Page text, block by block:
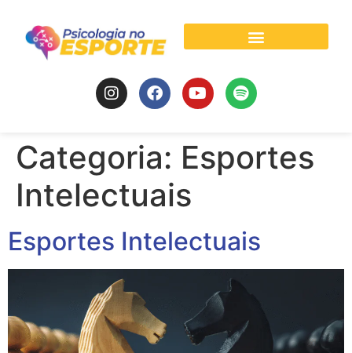
Categoria: Esportes
Intelectuais
Esportes Intelectuais